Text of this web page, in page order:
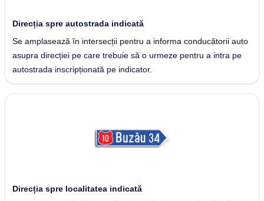
Direcția spre autostrada indicată
Se amplasează în intersecții pentru a informa conducătorii auto
asupra direcției pe care trebuie să o urmeze pentru a intra pe
autostrada inscripționată pe indicator.
Direcția spre localitatea indicată